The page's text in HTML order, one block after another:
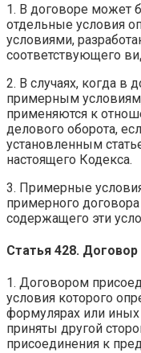
1. В договоре может
отдельные условия
условиями,
соответствующего
2. В случаях, когда в
примерным
применяются к
делового оборота,
установленным
настоящего Кодекса.
3. Примерные
примерного
содержащего эти
Статья 428.
1. Договором
условия которого
формулярах или
приняты другой
присоединения к